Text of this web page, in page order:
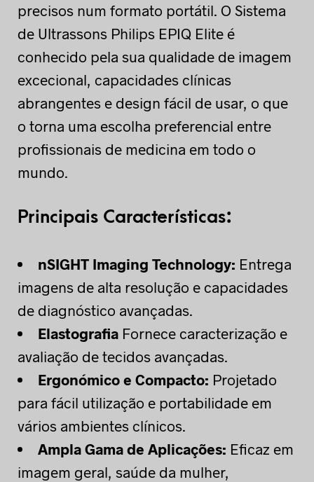
precisos num formato portátil. O Sistema
de Ultrassons Philips EPIQ Elite é
conhecido pela sua qualidade de imagem
excecional, capacidades clínicas
abrangentes e design fácil de usar, o que
o torna uma escolha preferencial entre
profissionais de medicina em todo o
mundo.
Principais Características:
nSIGHT Imaging Technology: Entrega
imagens de alta resolução e capacidades
de diagnóstico avançadas.
Elastografia Fornece caracterização e
avaliação de tecidos avançadas.
Ergonómico e Compacto: Projetado
para fácil utilização e portabilidade em
vários ambientes clínicos.
Ampla Gama de Aplicações: Eficaz em
imagem geral, saúde da mulher,